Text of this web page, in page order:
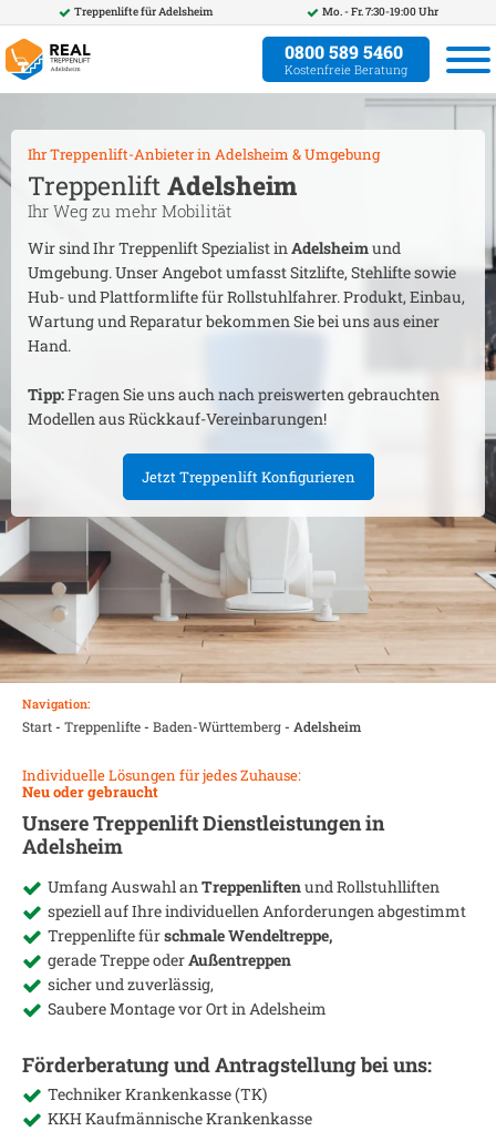
Treppenlifte fürAdelsheim Mo. - Fr. 7:30-19:00 Uhr
0800 589 5460
Kostenfreie Beratung
Ihr Treppenlift-Anbieter in Adelsheim & Umgebung
Treppenlift Adelsheim
Ihr Weg zu mehr Mobilität
Wir sind Ihr Treppenlift Spezialist inAdelsheimund
Umgebung. Unser Angebot umfasst Sitzlifte, Stehlifte sowie
Hub- und Plattformlifte für Rollstuhlfahrer. Produkt, Einbau,
Wartung und Reparatur bekommen Sie bei uns aus einer
Hand.
Tipp:Fragen Sie uns auch nach preiswerten gebrauchten
Modellen aus Rückkauf-Vereinbarungen!
Jetzt Treppenlift Konfigurieren
Navigation:
Start- Treppenlifte- Baden-Württemberg- Adelsheim
Individuelle Lösungen für jedes Zuhause:
Neu oder gebraucht
Unsere Treppenlift Dienstleistungen in
Adelsheim
Umfang Auswahl anTreppenliftenund Rollstuhlliften
speziell auf Ihre individuellen Anforderungen abgestimmt
Treppenlifte fürschmale Wendeltreppe,
gerade Treppe oderAußentreppen
sicher und zuverlässig,
Saubere Montage vor Ort inAdelsheim
Förderberatung und Antragstellung bei uns:
Techniker Krankenkasse (TK)
KKH Kaufmännische Krankenkasse